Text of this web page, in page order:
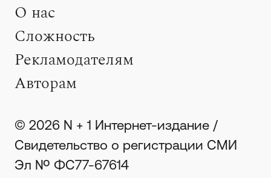
О нас
Сложность
Рекламодателям
Авторам
© 2026 N + 1 Интернет-издание /
Свидетельство о регистрации СМИ
Эл № ФС77-67614